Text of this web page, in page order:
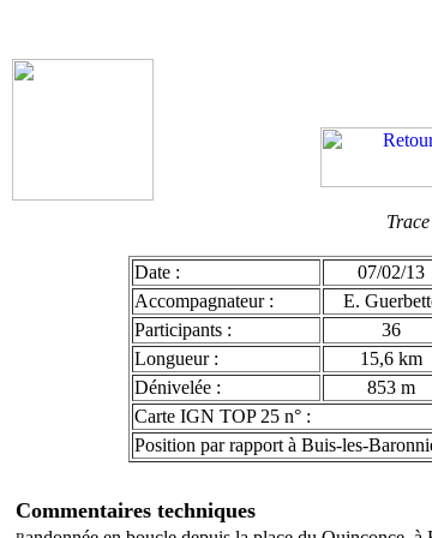
Date : 07/02/13
Accompagnateur :
E.
Participants :
36
Longueur :
15,6 km
Dénivelée :
853 m
Carte IGN TOP 25 n° :
Position par rapport à Buis-les-
Commentaires techniques